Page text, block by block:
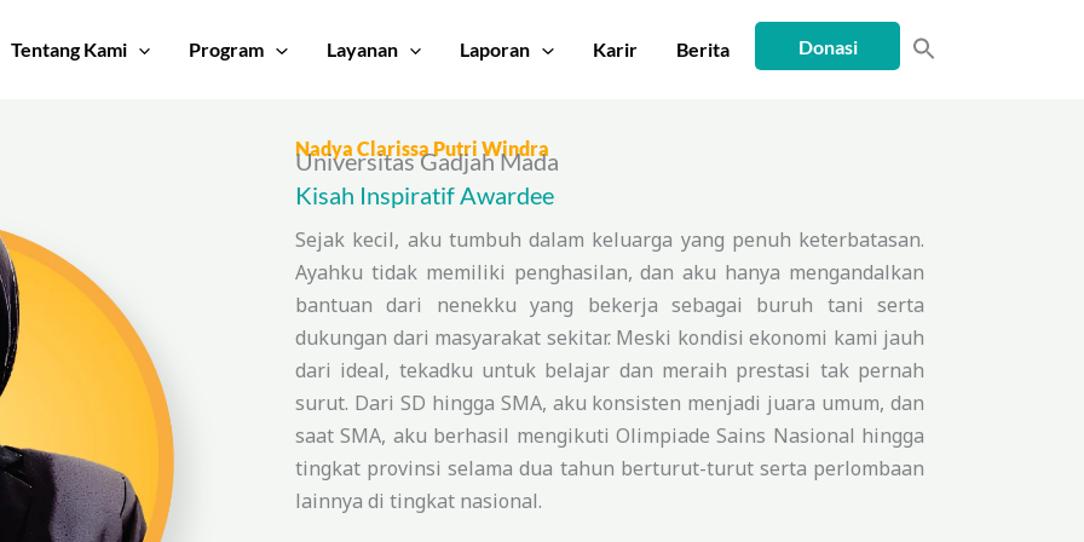
Tentang Kami Program Layanan Laporan Karir Berita Donasi
Nadya Clarissa Putri Windra
Universitas Gadjah Mada
Kisah Inspiratif Awardee
Sejak kecil, aku tumbuh dalam keluarga yang penuh keterbatasan.
Ayahku tidak memiliki penghasilan, dan aku hanya mengandalkan
bantuan dari nenekku yang bekerja sebagai buruh tani serta
dukungan dari masyarakat sekitar. Meski kondisi ekonomi kami jauh
dari ideal, tekadku untuk belajar dan meraih prestasi tak pernah
surut. Dari SD hingga SMA, aku konsisten menjadi juara umum, dan
saat SMA, aku berhasil mengikuti Olimpiade Sains Nasional hingga
tingkat provinsi selama dua tahun berturut-turut serta perlombaan
lainnya di tingkat nasional.